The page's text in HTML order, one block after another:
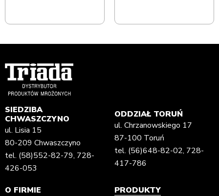
SIEDZIBA
CHWASZCZYNO
ul. Lisia 15
80-209 Chwaszczyno
tel. (58)552-82-79, 728-
426-053
ODDZIAŁ TORUŃ
ul. Chrzanowskiego 17
87-100 Toruń
tel. (56)648-82-02, 728-
417-786
O FIRMIE
PRODUKTY